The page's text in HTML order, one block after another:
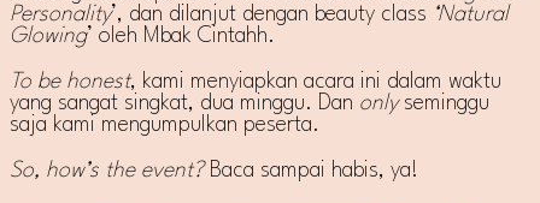
Personality’, dan dilanjut dengan beauty class ‘Natural
Glowing’ oleh Mbak Cintahh.
To be honest, kami menyiapkan acara ini dalam waktu
yang sangat singkat, dua minggu. Dan onlyseminggu
saja kami mengumpulkan peserta.
So, how’s the event?Baca sampai habis, ya!